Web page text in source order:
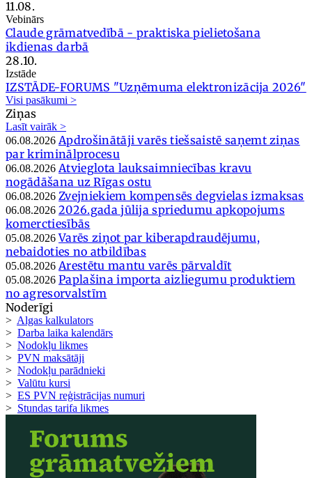
11.08.
Vebinārs
Claude grāmatvedībā - praktiska pielietošana
ikdienas darbā
28.10.
Izstāde
IZSTĀDE-FORUMS "Uzņēmuma elektronizācija 2026"
Visi pasākumi >
Ziņas
Lasīt vairāk >
06.08.2026 Apdrošinātāji varēs tiešsaistē saņemt ziņas
par kriminālprocesu
06.08.2026 Atvieglota lauksaimniecības kravu
nogādāšana uz Rīgas ostu
06.08.2026 Zvejniekiem kompensēs degvielas izmaksas
06.08.2026 2026.gada jūlija spriedumu apkopojums
komerctiesībās
05.08.2026 Varēs ziņot par kiberapdraudējumu,
nebaidoties no atbildības
05.08.2026 Arestētu mantu varēs pārvaldīt
05.08.2026 Paplašina importa aizliegumu produktiem
no agresorvalstīm
Noderīgi
> Algas kalkulators
> Darba laika kalendārs
> Nodokļu likmes
> PVN maksātāji
> Nodokļu parādnieki
> Valūtu kursi
> ES PVN reģistrācijas numuri
> Stundas tarifa likmes